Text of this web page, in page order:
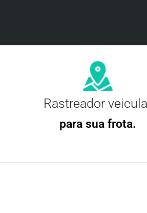
Rastreador
para sua frota.